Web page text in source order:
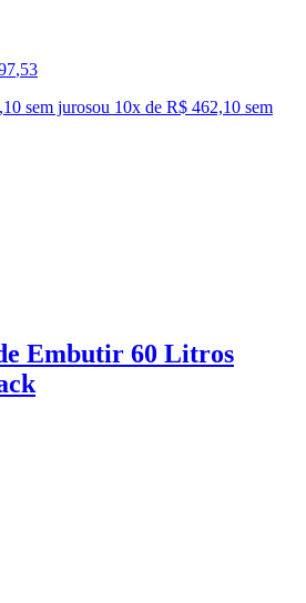
,53
sem jurosou 10x de R$ 462,10 sem
Embutir 60 Litros